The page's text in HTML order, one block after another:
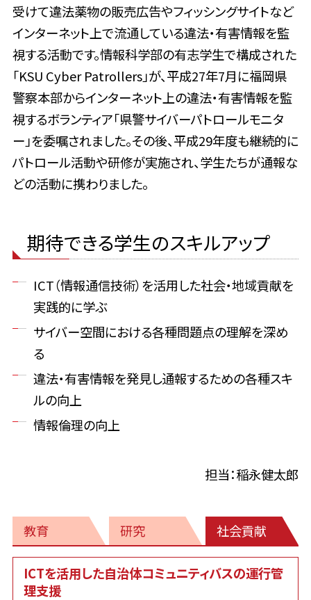
受けて違法薬物の販売広告やフィッシングサイトなど
インターネット上で流通している違法・有害情報を監
視する活動です。情報科学部の有志学生で構成された
「KSU Cyber Patrollers」が、平成27年7月に福岡県
警察本部からインターネット上の違法・有害情報を監
視するボランティア「県警サイバーパトロールモニタ
ー」を委嘱されました。その後、平成29年度も継続的に
パトロール活動や研修が実施され、学生たちが通報な
どの活動に携わりました。
期待できる学生のスキルアップ
ICT（情報通信技術）を活用した社会・地域貢献を
実践的に学ぶ
サイバー空間における各種問題点の理解を深め
る
違法・有害情報を発見し通報するための各種スキ
ルの向上
情報倫理の向上
担当：稲永健太郎
教育 研究 社会貢献
ICTを活用した自治体コミュニティバスの運行管
理支援